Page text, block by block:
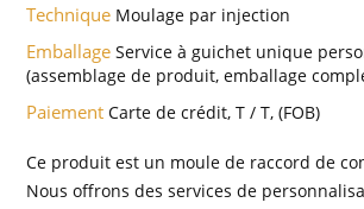
Technique Moulage par injection
EmballageService à guichet unique
(assemblage de produit, emballage
PaiementCarte de crédit, T / T, (FOB)
Ce produit est un moule de raccord de
Nous offrons des services de